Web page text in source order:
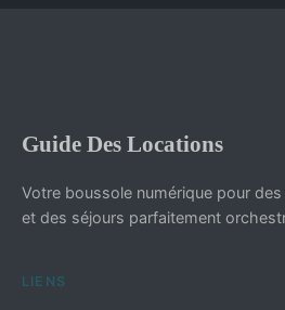
Guide Des Locations
Votre boussole numérique pour
et des séjours parfaitement
LIENS